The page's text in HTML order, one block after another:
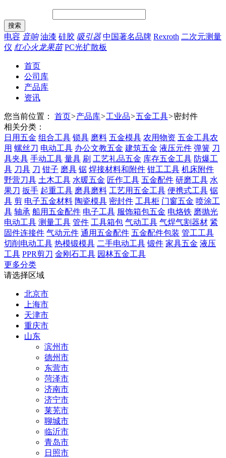
电容 音响 油漆 硅胶 吸引器 中国著名品牌 Rexroth 二次元测量
仪 红心火龙果苗 PC光扩散板
首页
公司库
产品库
资讯
您当前位置： 首页>产品库>工业品>五金工具>密封件
相关分类：
日用五金 组合工具 锁具 磨料 五金模具 农用物资 五金工具农
用 螺丝刀 电动工具 办公文教五金 建筑五金 液压元件 弹簧 刀
具夹具 手动工具 量具 刷 工艺礼品五金 库存五金工具 防爆工
具 刀具 刀 钳子 磨具 锯 焊接材料和附件 钳工工具 机床附件
野营刀具 土木工具 水暖五金 匠作工具 五金配件 研磨工具 水
果刀 扳手 起重工具 磨具磨料 工艺用五金工具 便携式工具 锯
具 剪 电子五金材料 陶瓷模具 密封件 工具柜 门窗五金 喷涂工
具 轴承 船用五金配件 电子工具 服饰箱包五金 电烙铁 磨抛光
电动工具 测量工具 管件 工具箱包 气动工具 气焊气割器材 紧
固件连接件 气动元件 通用五金配件 五金配件包装 管工工具
切削电动工具 热模锻模具 二手电动工具 锻件 家具五金 液压
工具 PPR剪刀 金刚石工具 园林五金工具
更多分类
请选择区域
北京市
上海市
天津市
重庆市
山东
滨州市
德州市
东营市
菏泽市
济南市
济宁市
莱芜市
聊城市
临沂市
青岛市
日照市